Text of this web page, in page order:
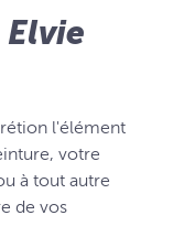
l'élément
votre
à tout autre
de vos